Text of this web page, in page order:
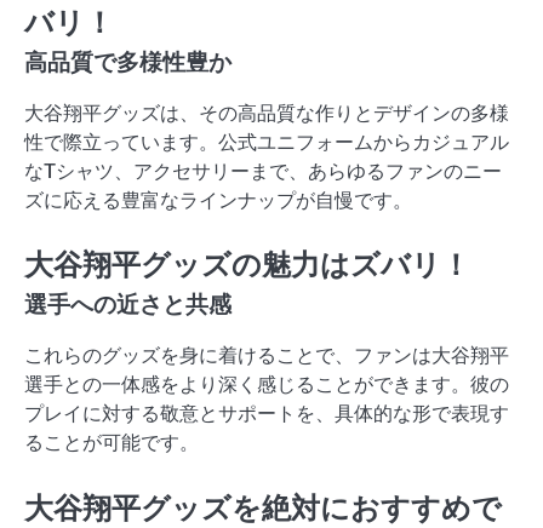
バリ！
高品質で多様性豊か
大谷翔平グッズは、その高品質な作りとデザインの多様
性で際立っています。公式ユニフォームからカジュアル
なTシャツ、アクセサリーまで、あらゆるファンのニー
ズに応える豊富なラインナップが自慢です。
大谷翔平グッズの魅力はズバリ！
選手への近さと共感
これらのグッズを身に着けることで、ファンは大谷翔平
選手との一体感をより深く感じることができます。彼の
プレイに対する敬意とサポートを、具体的な形で表現す
ることが可能です。
大谷翔平グッズを絶対におすすめで